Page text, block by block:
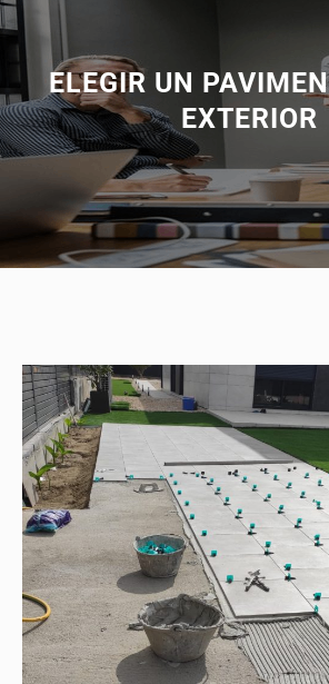
ELEGIR UN
EXTERIOR